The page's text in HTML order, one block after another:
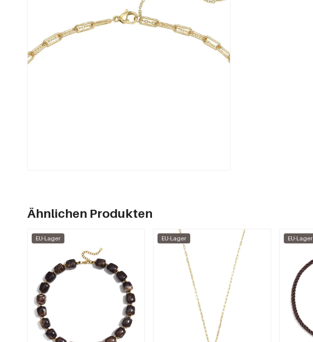
Ähnlichen Produkten
EU-Lager EU-Lager EU-Lager